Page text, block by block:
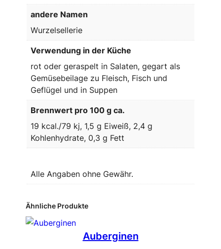
andere Namen
Wurzelsellerie
Verwendung in der Küche
rot oder geraspelt in Salaten, gegart als
Gemüsebeilage zu Fleisch, Fisch und
Geflügel und in Suppen
Brennwert pro 100 g ca.
19 kcal./79 kj, 1,5 g Eiweiß, 2,4 g
Kohlenhydrate, 0,3 g Fett
Alle Angaben ohne Gewähr.
Ähnliche Produkte
Auberginen